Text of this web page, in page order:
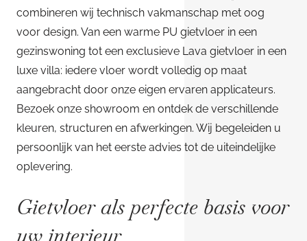
combineren wij technisch vakmanschap met oog
voor design. Van een warme PU gietvloer in een
gezinswoning tot een exclusieve Lava gietvloer in een
luxe villa: iedere vloer wordt volledig op maat
aangebracht door onze eigen ervaren applicateurs.
Bezoek onze showroom en ontdek de verschillende
kleuren, structuren en afwerkingen. Wij begeleiden u
persoonlijk van het eerste advies tot de uiteindelijke
oplevering.
Gietvloer als perfecte basis voor